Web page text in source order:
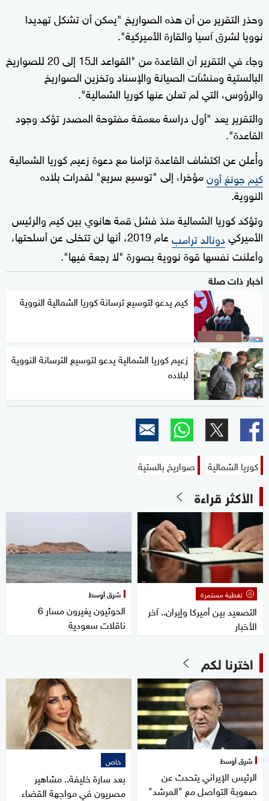
وحذر التقرير من أن هذه الصواريخ "يمكن أن تشكل تهديدا
نوويا لشرق آسيا والقارة الأميركية".
وجاء في التقرير أن القاعدة من "القواعد الـ15 إلى 20 للصواريخ
البالستية ومنشآت الصيانة والإسناد وتخزين الصواريخ
والرؤوس، التي لم تعلن عنها كوريا الشمالية".
والتقرير يعد "أول دراسة معمقة مفتوحة المصدر تؤكد وجود
القاعدة".
وأُعلن عن اكتشاف القاعدة تزامنا مع دعوة زعيم كوريا الشمالية
كيم جونغ أونمؤخرا، إلى "توسيع سريع" لقدرات بلاده
النووية.
وتؤكد كوريا الشمالية منذ فشل قمة هانوي بين كيم والرئيس
الأميركيدونالد ترامب
عام 2019، أنها لن تتخلى عن أسلحتها،
وأعلنت نفسها قوة نووية بصورة "لا رجعة فيها".
أخبار ذات صلة
كيم يدعو لتوسيع ترسانة كوريا الشمالية النووية
زعيم كوريا الشمالية يدعو لتوسيع الترسانة النووية
لبلاده
كوريا الشمالية صواريخ بالستية
الأكثر قراءة
تغطية مستمرة
التصعيد بين أميركا وإيران.. آخر
الأخبار
شرق أوسط
الحوثيون يغيرون مسار 6
ناقلات سعودية
اخترنا لكم
شرق أوسط
الرئيس الإيراني يتحدث عن
صعوبة التواصل مع "المرشد"
خاص
بعد سارة خليفة.. مشاهير
مصريون في مواجهة القضاء